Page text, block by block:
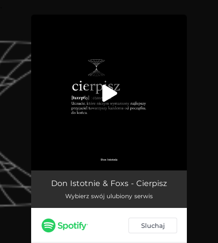
Cierpisz 03:25
Don Istotnie & Foxs - Cierpisz
Wybierz swój ulubiony serwis
Sluchaj